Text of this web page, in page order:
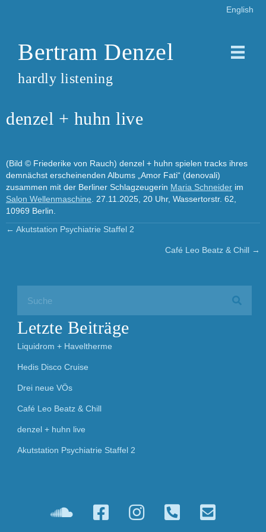
English
Bertram Denzel
hardly listening
Letzte Beiträge
Liquidrom + Haveltherme
Hedis Disco Cruise
Drei neue VÖs
Café Leo Beatz & Chill
denzel + huhn live
Akutstation Psychiatrie Staffel 2
denzel + huhn live
(Bild © Friederike von Rauch) denzel + huhn spielen tracks ihres
demnächst erscheinenden Albums „Amor Fati“ (denovali)
zusammen mit der Berliner Schlagzeugerin Maria Schneider im
Salon Wellenmaschine . 27.11.2025, 20 Uhr, Wassertorstr. 62,
10969 Berlin.
Posts
← Akutstation Psychiatrie Staffel 2
Café Leo Beatz & Chill →